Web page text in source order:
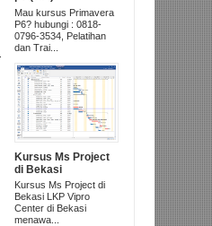
081807963534 bisa
private dikantor
jakarta dan bekasi
Mau kursus Primavera
P6? hubungi : 0818-
0796-3534, Pelatihan
dan Trai...
Kursus Ms Project
di Bekasi
Kursus Ms Project di
Bekasi LKP Vipro
Center di Bekasi
menawa...